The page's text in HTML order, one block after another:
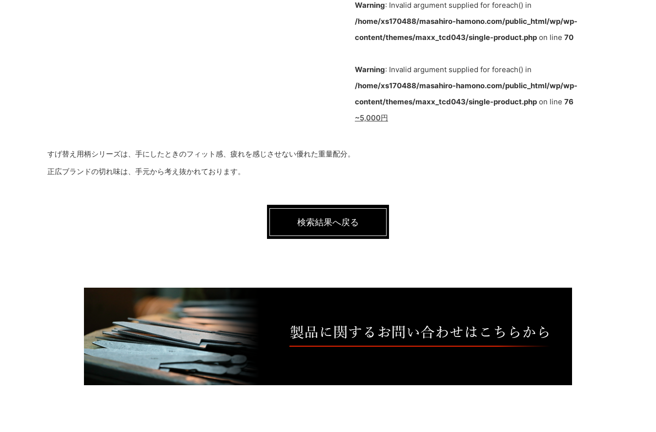
Warning: Invalid argument supplied for foreach() in
/home/xs170488/masahiro-hamono.com/public_html/wp/wp-
content/themes/maxx_tcd043/single-product.php on line 70
Warning: Invalid argument supplied for foreach() in
/home/xs170488/masahiro-hamono.com/public_html/wp/wp-
content/themes/maxx_tcd043/single-product.php on line 76
~5,000円
すげ替え用柄シリーズは、手にしたときのフィット感、疲れを感じさせない優れた重量配分。
正広ブランドの切れ味は、手元から考え抜かれております。
検索結果へ戻る